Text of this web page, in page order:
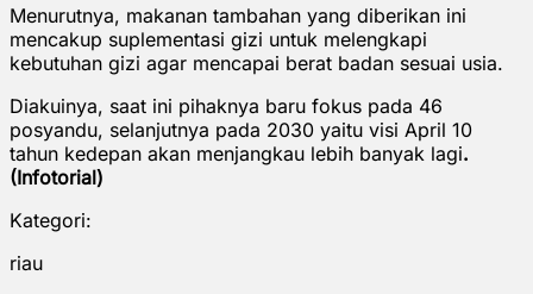
Menurutnya, makanan tambahan yang diberikan ini
mencakup suplementasi gizi untuk melengkapi
kebutuhan gizi agar mencapai berat badan sesuai usia.
Diakuinya, saat ini pihaknya baru fokus pada 46
posyandu, selanjutnya pada 2030 yaitu visi April 10
tahun kedepan akan menjangkau lebih banyak lagi.
(Infotorial)
Kategori:
riau